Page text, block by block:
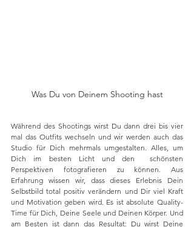
Was Du von Deinem Shooting hast
Während des Shootings wirst Du dann drei bis vier
mal das Outfits wechseln und wir werden auch das
Studio für Dich mehrmals umgestalten. Alles, um
Dich im besten Licht und den  schönsten
Perspektiven fotografieren zu können. Aus
Erfahrung wissen wir, dass dieses Erlebnis Dein
Selbstbild total positiv verändern und Dir viel Kraft
und Motivation geben wird. Es ist absolute Quality-
Time für Dich, Deine Seele und Deinen Körper. Und
am Besten ist dann das Resultat: Du wirst Deine